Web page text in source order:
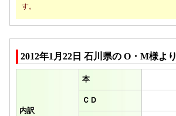
す。
2012年1月22日 石川県の O・M様より
内訳
本
ＣＤ